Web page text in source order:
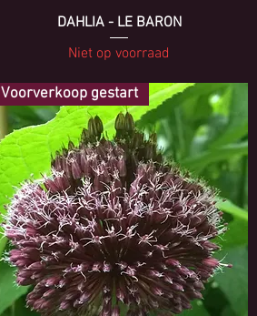
DAHLIA - LE BARON
Niet op voorraad
Voorverkoop gestart